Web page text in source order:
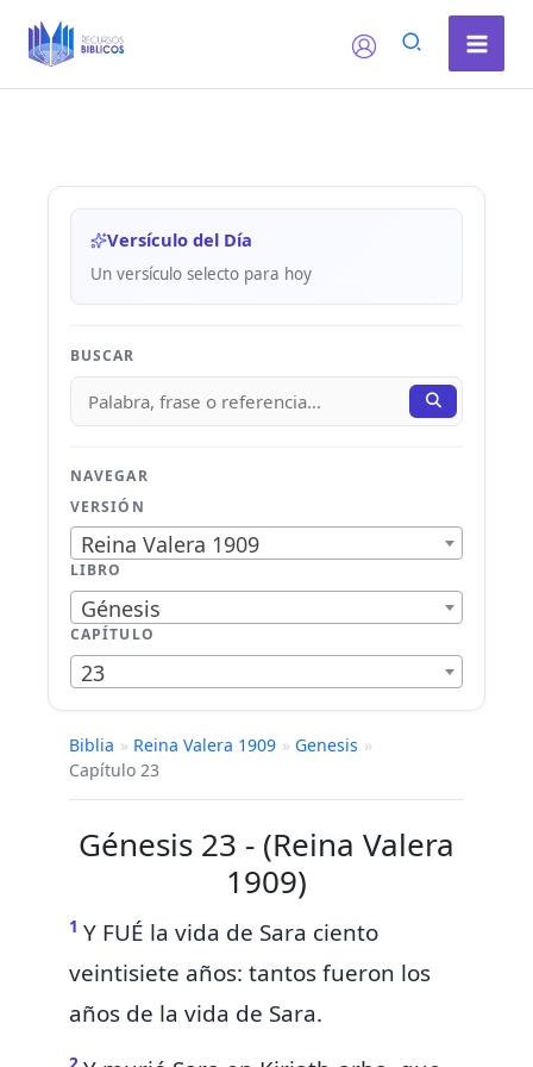
Versículo del Día
Un versículo selecto para hoy
BUSCAR
NAVEGAR
VERSIÓN
Reina Valera 1909
LIBRO
Génesis
CAPÍTULO
23
Biblia » Reina Valera 1909 » Genesis »
Capítulo 23
Génesis 23 - (Reina Valera
1909)
1 Y FUÉ la vida de Sara ciento
veintisiete años: tantos fueron los
años de la vida de Sara.